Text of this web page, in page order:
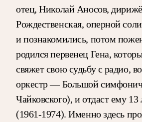
отец, Николай Аносов,
Рождественская, оперной
и познакомились, потом
родился первенец Гена,
свяжет свою судьбу с радио,
оркестр — Большой
Чайковского), и отдаст ему
(1961-1974). Именно здесь